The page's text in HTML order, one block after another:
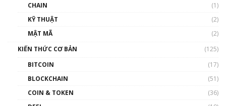
00:43:47
như thể nào?
00:39:31
CHAIN
(1)
KỸ THUẬT
(2)
MẬT MÃ
(2)
KIẾN THỨC CƠ BẢN
(125)
BITCOIN
(17)
BLOCKCHAIN
(51)
COIN & TOKEN
(36)